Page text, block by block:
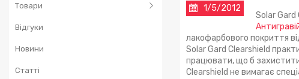
Товари
Відгуки
Новини
Статті
1/5/2012
Solar Gard
лакофарбового покриття
Solar Gard Clearshield
працювати, що б захистити
Clearshield не вимагає